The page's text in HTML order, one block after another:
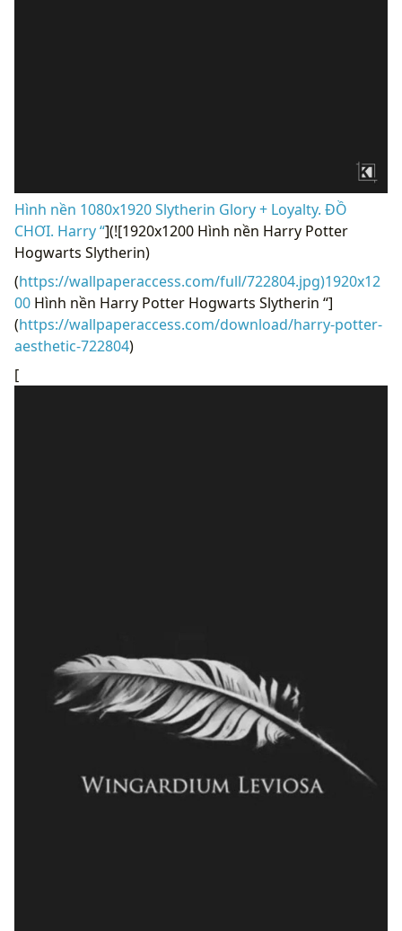
Hình nền 1080x1920 Slytherin Glory + Loyalty. ĐỒ
CHƠI. Harry “](![1920x1200 Hình nền Harry Potter
Hogwarts Slytherin)
(https://wallpaperaccess.com/full/722804.jpg)1920x12
00 Hình nền Harry Potter Hogwarts Slytherin “]
(https://wallpaperaccess.com/download/harry-potter-
aesthetic-722804)
[